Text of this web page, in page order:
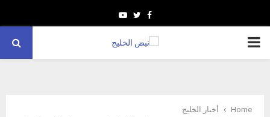
Facebook
Twitter
Youtube
PRIMARY
Home
أخبار الخليج